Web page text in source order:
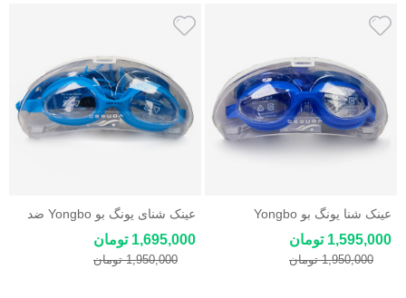
عینک شنا یونگ بو Yongbo
1,595,000 تومان
1,950,000 تومان
عینک شنای یونگ بو Yongbo ضد
خش و ضد بخار
1,695,000 تومان
1,950,000 تومان